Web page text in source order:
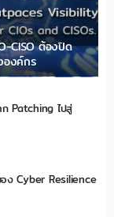
CISO ต้องปิด
องค์กร
Patching ไปสู่
ง Cyber Resilience